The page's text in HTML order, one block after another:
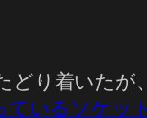
り着いた
ているソケット